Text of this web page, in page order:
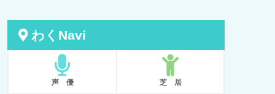
わくNavi
声 優 芝 居